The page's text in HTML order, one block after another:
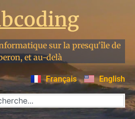
sur la presqu'île de
et au-delà
Français English